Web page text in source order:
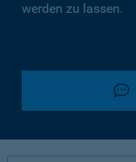
werden zu lassen.